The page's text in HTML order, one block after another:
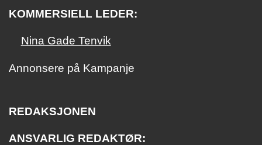
KOMMERSIELL LEDER:
Nina Gade Tenvik
Annonsere på Kampanje
REDAKSJONEN
ANSVARLIG REDAKTØR: